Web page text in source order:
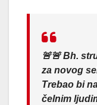
🚨🚨 Bh.
za novog
Trebao bi
čelnim